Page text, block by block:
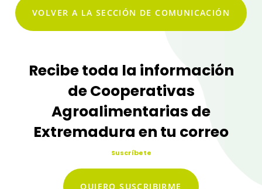
VOLVER A LA SECCIÓN DE COMUNICACIÓN
Recibe toda la información
de Cooperativas
Agroalimentarias de
Extremadura en tu correo
Suscríbete
QUIERO SUSCRIBIRME